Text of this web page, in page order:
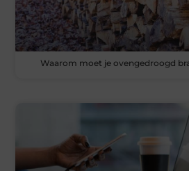
Waarom moet je ovengedroogd